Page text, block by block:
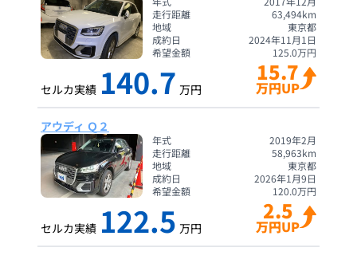
走行距離
63,494km
地域
東京都
成約日
2024年11月1日
希望金額
125.0万円
セルカ実績 140.7 万円
15.7
万円UP
アウディ Ｑ２
年式
2019年2月
走行距離
58,963km
地域
東京都
成約日
2026年1月9日
希望金額
120.0万円
セルカ実績 122.5 万円
2.5
万円UP